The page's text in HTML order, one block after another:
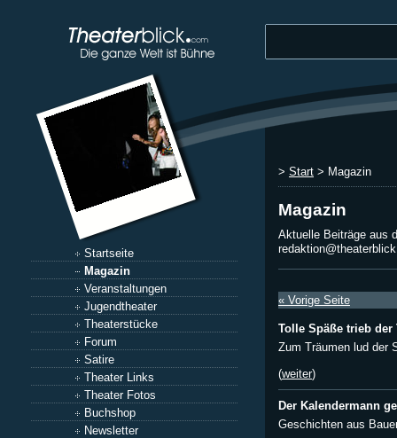
Startseite
Magazin
Veranstaltungen
Jugendtheater
Theaterstücke
Forum
Satire
Theater Links
Theater Fotos
Buchshop
Newsletter
> Start > Magazin
Magazin
Aktuelle Beiträge aus
« Vorige Seite
Tolle Späße trieb der
Zum Träumen lud der
(weiter)
Der Kalendermann
Geschichten aus